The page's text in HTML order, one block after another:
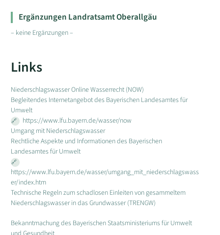
Ergänzungen Landratsamt Oberallgäu
– keine Ergänzungen –
Links
Niederschlagswasser Online Wasserrecht (NOW)
Begleitendes Internetangebot des Bayerischen Landesamtes für
Umwelt
https://www.lfu.bayern.de/wasser/now
Umgang mit Niederschlagswasser
Rechtliche Aspekte und Informationen des Bayerischen
Landesamtes für Umwelt
https://www.lfu.bayern.de/wasser/umgang_mit_niederschlagswass
er/index.htm
Technische Regeln zum schadlosen Einleiten von gesammeltem
Niederschlagswasser in das Grundwasser (TRENGW)
Bekanntmachung des Bayerischen Staatsministeriums für Umwelt